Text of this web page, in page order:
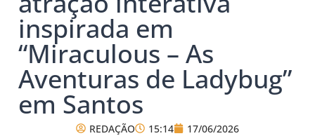
inspirada em
“Miraculous – As
Aventuras de Ladybug”
em Santos
REDAÇÃO 15:14 17/06/2026